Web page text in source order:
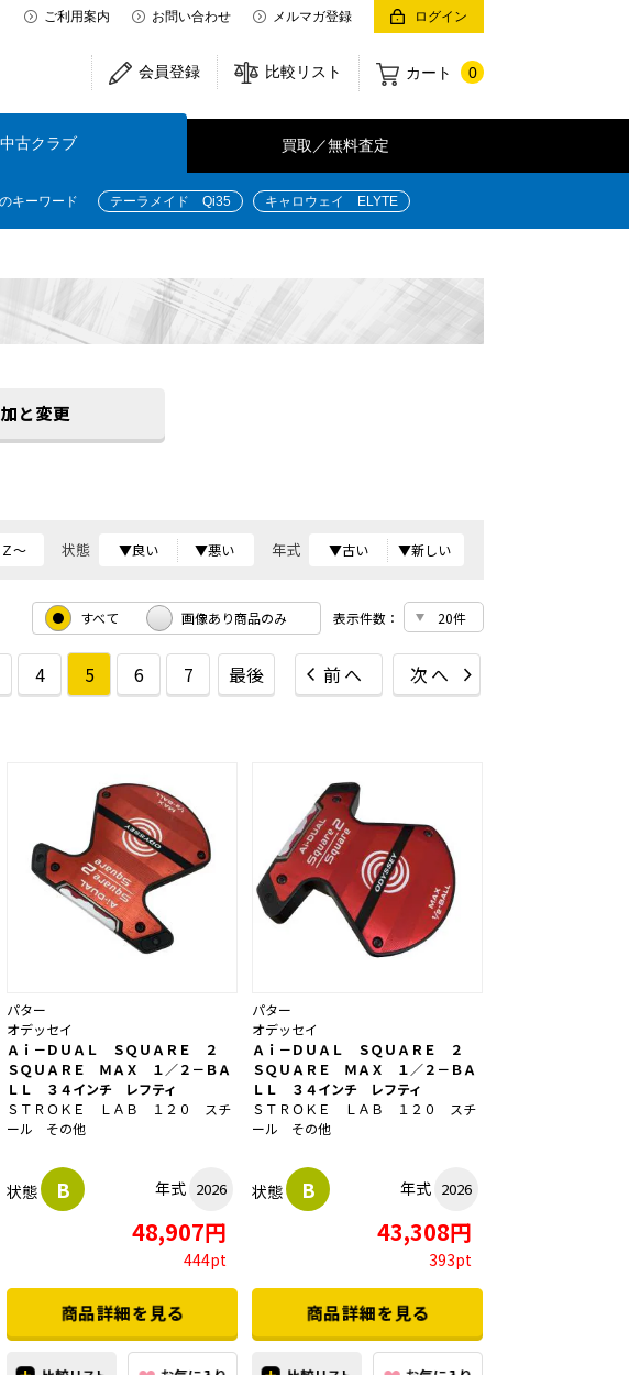
ご利用案内 お問い合わせ メルマガ登録 ログイン
カート 0
比較リスト
会員登録
中古クラブ 買取／無料査定
キーワード テーラメイド Qi35 キャロウェイ ELYTE
～ 状態 ▼良い ▼悪い 年式 ▼古い ▼新しい
すべて 画像あり商品のみ 表示件数：
4 5 6 7 最後 前へ 次へ
パター
オデッセイ
Ａｉ－ＤＵＡＬ ＳＱＵＡＲＥ ２
ＳＱＵＡＲＥ ＭＡＸ １／２－ＢＡ
ＬＬ ３４インチ レフティ
ＳＴＲＯＫＥ ＬＡＢ １２０ スチ
ール その他
状態 B 年式 2026
48,907円
444pt
パター
オデッセイ
Ａｉ－ＤＵＡＬ ＳＱＵＡＲＥ ２
ＳＱＵＡＲＥ ＭＡＸ １／２－ＢＡ
ＬＬ ３４インチ レフティ
ＳＴＲＯＫＥ ＬＡＢ １２０ スチ
ール その他
状態 B 年式 2026
43,308円
393pt